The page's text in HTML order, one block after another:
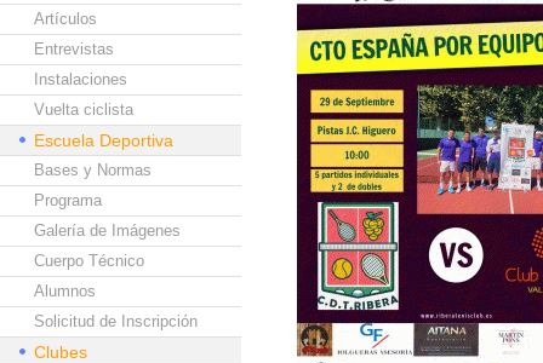
Artículos
Entrevistas
Instalaciones
Vuelta ciclista
Escuela Deportiva
Bases y Normas
Programa
Galería de Imágenes
Cuerpo Técnico
Alumnos
Solicitud de Inscripción
Clubes